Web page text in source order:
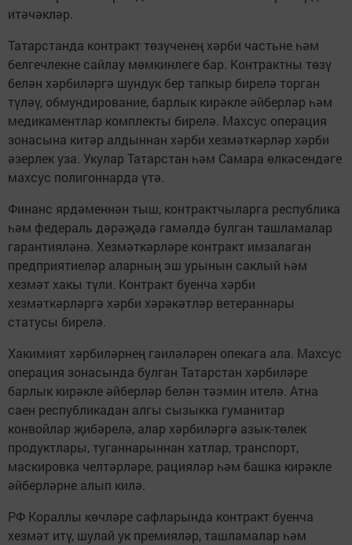
итәчәкләр.
Татарстанда контракт төзүченең хәрби частьне һәм
белгечлекне сайлау мөмкинлеге бар. Контрактны төзү
белән хәрбиләргә шундук бер тапкыр бирелә торган
түләү, обмундирование, барлык кирәкле әйберләр һәм
медикаментлар комплекты бирелә. Махсус операция
зонасына китәр алдыннан хәрби хезмәткәрләр хәрби
әзерлек уза. Укулар Татарстан һәм Самара өлкәсендәге
махсус полигоннарда үтә.
Финанс ярдәменнән тыш, контрактчыларга республика
һәм федераль дәрәҗәдә гамәлдә булган ташламалар
гарантияләнә. Хезмәткәрләре контракт имзалаган
предприятиеләр аларның эш урынын саклый һәм
хезмәт хакы түли. Контракт буенча хәрби
хезмәткәрләргә хәрби хәрәкәтләр ветераннары
статусы бирелә.
Хакимият хәрбиләрнең гаиләләрен опекага ала. Махсус
операция зонасында булган Татарстан хәрбиләре
барлык кирәкле әйберләр белән тәэмин ителә. Атна
саен республикадан алгы сызыкка гуманитар
конвойлар җибәрелә, алар хәрбиләргә азык-төлек
продуктлары, туганнарыннан хатлар, транспорт,
маскировка челтәрләре, рацияләр һәм башка кирәкле
әйберләрне алып килә.
РФ Кораллы көчләре сафларында контракт буенча
хезмәт итү, шулай ук премияләр, ташламалар һәм